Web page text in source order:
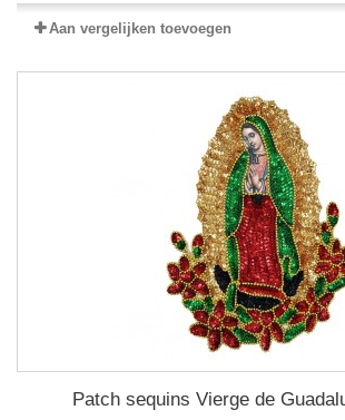
Aan vergelijken toevoegen
Patch sequins Vierge de